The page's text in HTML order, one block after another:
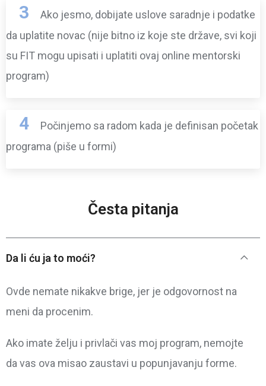
3
Ako jesmo, dobijate uslove saradnje i podatke
da uplatite novac (nije bitno iz koje ste države, svi koji
su FIT mogu upisati i uplatiti ovaj online mentorski
program)
4
Počinjemo sa radom kada je definisan početak
programa (piše u formi)
Česta pitanja
Da li ću ja to moći?
Ovde nemate nikakve brige, jer je odgovornost na
meni da procenim.
Ako imate želju i privlači vas moj program, nemojte
da vas ova misao zaustavi u popunjavanju forme.